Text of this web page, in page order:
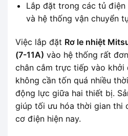
Lắp đặt trong các tủ
và hệ thống vận chuyển
Việc lắp đặt Rơ le nhiệt
(7-11A) vào hệ thống rất
chân cắm trực tiếp vào khởi
không cần tốn quá nhiều
động lực giữa hai thiết bị.
giúp tối ưu hóa thời gian thi
cơ điện hiện nay.